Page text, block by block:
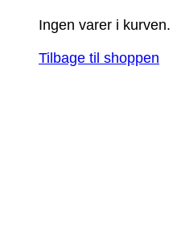
Ingen varer i kurven.
Tilbage til shoppen